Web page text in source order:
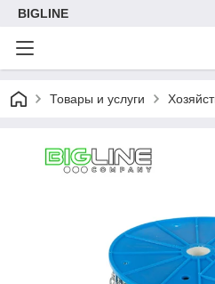
BIGLINE
Товары и услуги